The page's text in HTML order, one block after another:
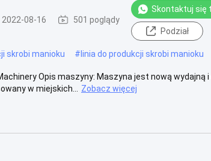
2022-08-16 501 poglądy
Skontaktuj się
Podział
skrobi manioku #linia do produkcji skrobi manioku
Opis maszyny: Maszyna jest nową wydajną i
w miejskich...
Zobacz więcej